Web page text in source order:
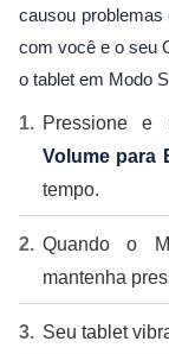
causou
com você e o seu
o tablet em Modo
Pressione e
Volume para
tempo.
Quando o
mantenha
Seu tablet